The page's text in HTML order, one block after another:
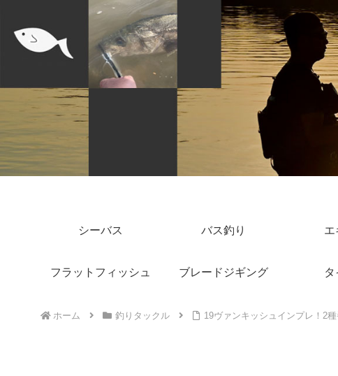
シーバス バス釣り エ
フラットフィッシュ ブレードジギング
ホーム 釣りタックル 19ヴァンキッシュインプレ！2